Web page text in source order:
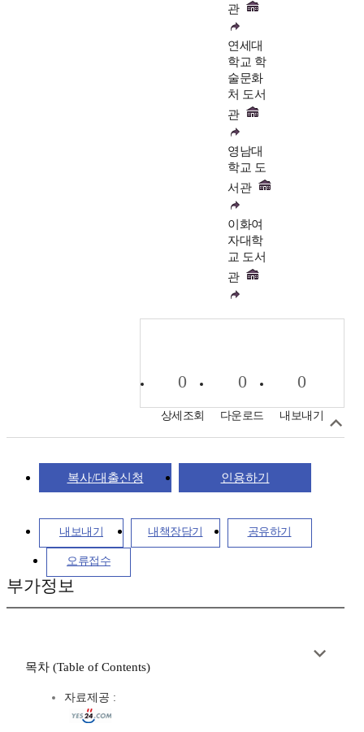
관
연세대
학교 학
술문화
처 도서
관
영남대
학교 도
서관
이화여
자대학
교 도서
관
0
상세조회
0
다운로드
0
내보내기
복사/대출신청 인용하기
내보내기 내책장담기 공유하기
오류접수
부가정보
목차 (Table of Contents)
자료제공 :